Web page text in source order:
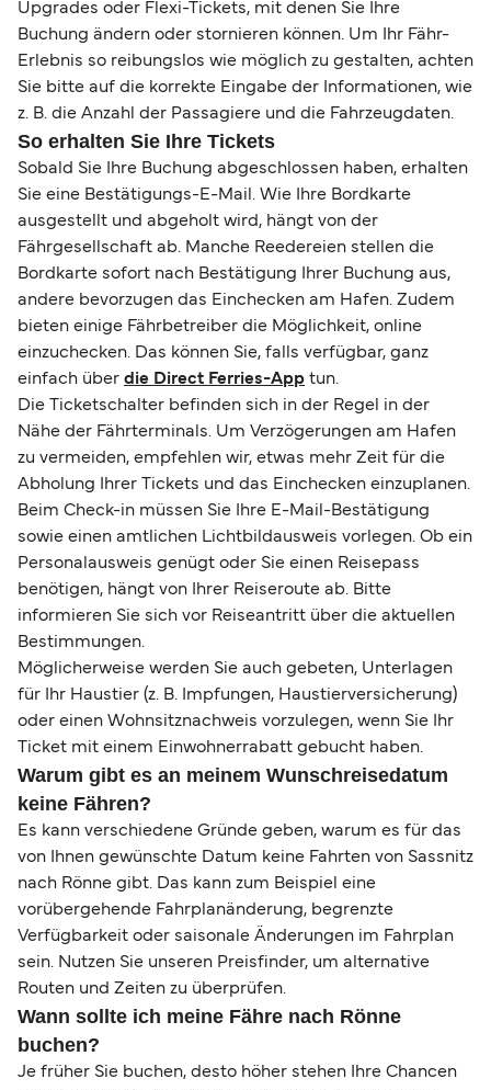
Upgrades oder Flexi-Tickets, mit denen Sie Ihre
Buchung ändern oder stornieren können. Um Ihr Fähr-
Erlebnis so reibungslos wie möglich zu gestalten, achten
Sie bitte auf die korrekte Eingabe der Informationen, wie
z. B. die Anzahl der Passagiere und die Fahrzeugdaten.
So erhalten Sie Ihre Tickets
Sobald Sie Ihre Buchung abgeschlossen haben, erhalten
Sie eine Bestätigungs-E-Mail. Wie Ihre Bordkarte
ausgestellt und abgeholt wird, hängt von der
Fährgesellschaft ab. Manche Reedereien stellen die
Bordkarte sofort nach Bestätigung Ihrer Buchung aus,
andere bevorzugen das Einchecken am Hafen. Zudem
bieten einige Fährbetreiber die Möglichkeit, online
einzuchecken. Das können Sie, falls verfügbar, ganz
einfach über die Direct Ferries-App tun.
Die Ticketschalter befinden sich in der Regel in der
Nähe der Fährterminals. Um Verzögerungen am Hafen
zu vermeiden, empfehlen wir, etwas mehr Zeit für die
Abholung Ihrer Tickets und das Einchecken einzuplanen.
Beim Check-in müssen Sie Ihre E-Mail-Bestätigung
sowie einen amtlichen Lichtbildausweis vorlegen. Ob ein
Personalausweis genügt oder Sie einen Reisepass
benötigen, hängt von Ihrer Reiseroute ab. Bitte
informieren Sie sich vor Reiseantritt über die aktuellen
Bestimmungen.
Möglicherweise werden Sie auch gebeten, Unterlagen
für Ihr Haustier (z. B. Impfungen, Haustierversicherung)
oder einen Wohnsitznachweis vorzulegen, wenn Sie Ihr
Ticket mit einem Einwohnerrabatt gebucht haben.
Warum gibt es an meinem Wunschreisedatum
keine Fähren?
Es kann verschiedene Gründe geben, warum es für das
von Ihnen gewünschte Datum keine Fahrten von Sassnitz
nach Rönne gibt. Das kann zum Beispiel eine
vorübergehende Fahrplanänderung, begrenzte
Verfügbarkeit oder saisonale Änderungen im Fahrplan
sein. Nutzen Sie unseren Preisfinder, um alternative
Routen und Zeiten zu überprüfen.
Wann sollte ich meine Fähre nach Rönne
buchen?
Je früher Sie buchen, desto höher stehen Ihre Chancen